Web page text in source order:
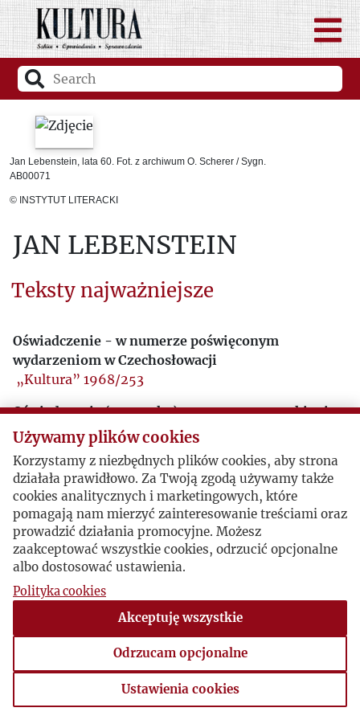
Jan Lebenstein, lata 60. Fot. z archiwum O. Scherer / Sygn.
AB00071
© INSTYTUT LITERACKI
JAN LEBENSTEIN
Teksty najważniejsze
Oświadczenie - w numerze poświęconym
wydarzeniom w Czechosłowacji
„Kultura” 1968/253
Oświadczenie (po czesku) - w numerze czeskim i
słowackim
„Kultura” 1969
Marek Oberlaender
„Kultura” 1981, nr 11/410
Używamy plików cookies
Korzystamy z niezbędnych plików cookies, aby strona
działała prawidłowo. Za Twoją zgodą używamy także
cookies analitycznych i marketingowych, które
pomagają nam mierzyć zainteresowanie treściami oraz
prowadzić działania promocyjne. Możesz
zaakceptować wszystkie cookies, odrzucić opcjonalne
albo dostosować ustawienia.
Polityka cookies
Akceptuję wszystkie
Odrzucam opcjonalne
Ustawienia cookies
Ustawienia cookies